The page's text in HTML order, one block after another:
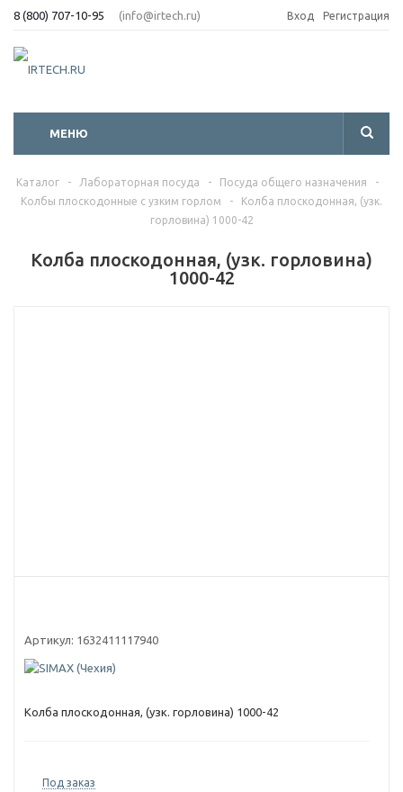
8 (800) 707-10-95 (info@irtech.ru) Вход Регистрация
МЕНЮ
Каталог - Лабораторная посуда - Посуда общего назначения
-
Колбы плоскодонные с узким горлом
-
Колба плоскодонная, (узк.
горловина) 1000-42
Колба плоскодонная, (узк. горловина)
1000-42
Артикул: 1632411117940
Колба плоскодонная, (узк. горловина) 1000-42
Под заказ